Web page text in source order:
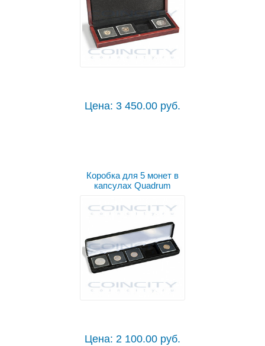
Цена: 3 450.00 руб.
Коробка для 5 монет в
капсулах Quadrum
Цена: 2 100.00 руб.